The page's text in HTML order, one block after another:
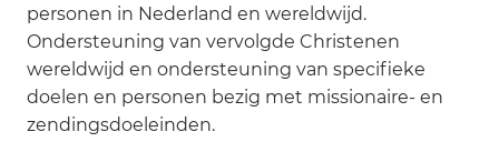
personen in Nederland en wereldwijd.
Ondersteuning van vervolgde Christenen
wereldwijd en ondersteuning van specifieke
doelen en personen bezig met missionaire- en
zendingsdoeleinden.